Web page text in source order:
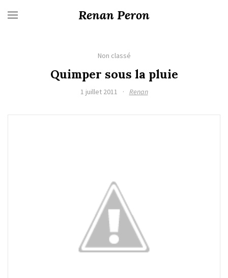
Renan Peron
Non classé
Quimper sous la pluie
1 juillet 2011 · Renan